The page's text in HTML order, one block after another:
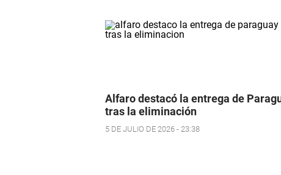
Alfaro destacó la entrega de
tras la eliminación
5 DE JULIO DE 2026 - 23:38